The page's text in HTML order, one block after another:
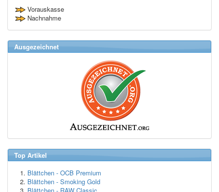
Vorauskasse
Nachnahme
Ausgezeichnet
Top Artikel
Blättchen - OCB Premium
Blättchen - Smoking Gold